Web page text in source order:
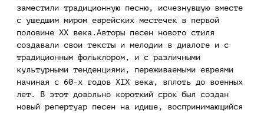
заместили традиционную песню, исчезнувшую вместе
с ушедшим миром еврейских местечек в первой
половине XX века.Авторы песен нового стиля
создавали свои тексты и мелодии в диалоге и с
традиционным фольклором, и с различными
культурными тенденциями, переживаемыми евреями
начиная с 60-х годов XIX века, вплоть до военных
лет. В этот довольно короткий срок был создан
новый репертуар песен на идише, воспринимающийся